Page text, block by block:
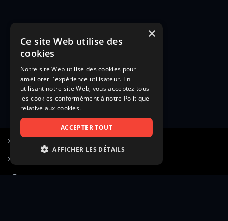
Poster une annonce
×
Ce site Web utilise des
cookies
Notre site Web utilise des cookies pour
améliorer l'expérience utilisateur. En
utilisant notre site Web, vous acceptez tous
les cookies conformément à notre Politique
relative aux cookies.
ACCEPTER TOUT
AFFICHER LES DÉTAILS